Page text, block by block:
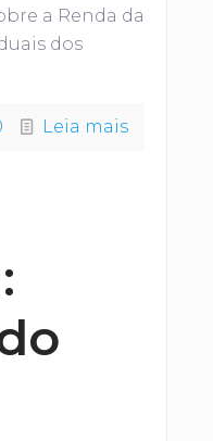
a Renda da
dos
Leia mais